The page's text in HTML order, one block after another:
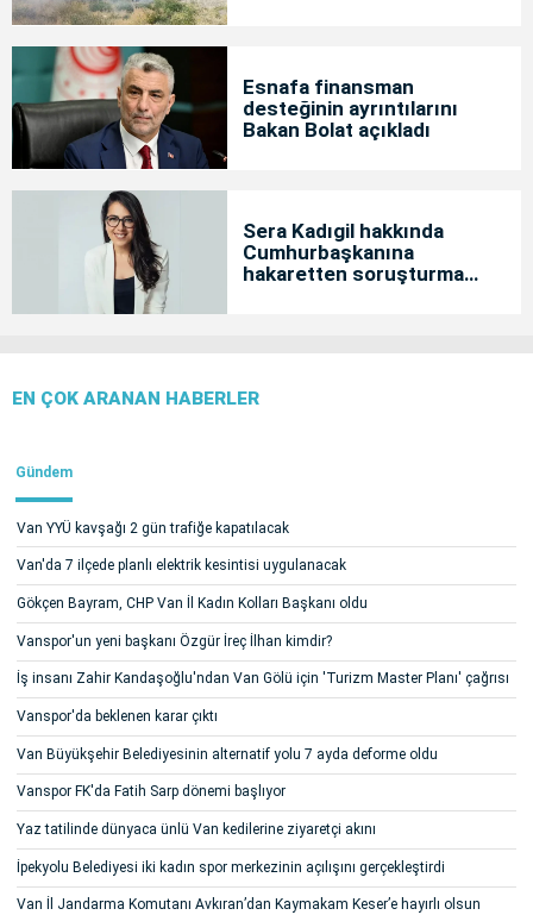
Esnafa finansman
desteğinin ayrıntılarını
Bakan Bolat açıkladı
Sera Kadıgil hakkında
Cumhurbaşkanına
hakaretten soruşturma
EN ÇOK ARANAN HABERLER
Gündem
Van YYÜ kavşağı 2 gün trafiğe kapatılacak
Van'da 7 ilçede planlı elektrik kesintisi uygulanacak
Gökçen Bayram, CHP Van İl Kadın Kolları Başkanı oldu
Vanspor'un yeni başkanı Özgür İreç İlhan kimdir?
İş insanı Zahir Kandaşoğlu'ndan Van Gölü için 'Turizm Master Planı' çağrısı
Vanspor'da beklenen karar çıktı
Van Büyükşehir Belediyesinin alternatif yolu 7 ayda deforme oldu
Vanspor FK'da Fatih Sarp dönemi başlıyor
Yaz tatilinde dünyaca ünlü Van kedilerine ziyaretçi akını
İpekyolu Belediyesi iki kadın spor merkezinin açılışını gerçekleştirdi
Van İl Jandarma Komutanı Avkıran’dan Kaymakam Keser’e hayırlı olsun